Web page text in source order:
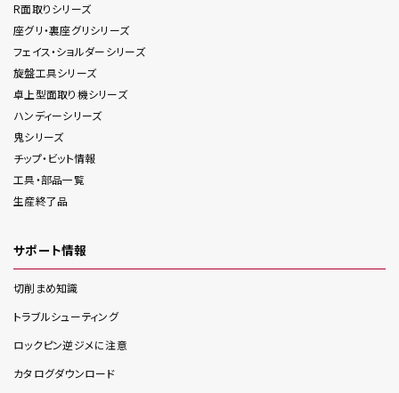
R面取りシリーズ
座グリ・裏座グリシリーズ
フェイス・ショルダーシリーズ
旋盤工具シリーズ
卓上型面取り機シリーズ
ハンディーシリーズ
鬼シリーズ
チップ・ビット情報
工具・部品一覧
生産終了品
サポート情報
切削まめ知識
トラブルシューティング
ロックピン逆ジメに注意
カタログダウンロード